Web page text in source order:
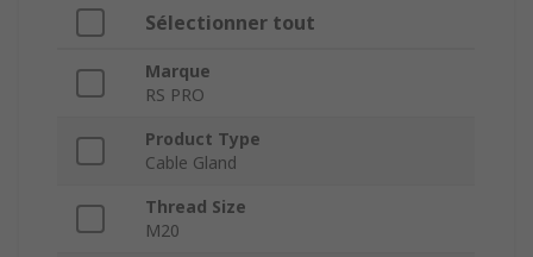
Sélectionner tout
Marque
RS PRO
Product Type
Cable Gland
Thread Size
M20